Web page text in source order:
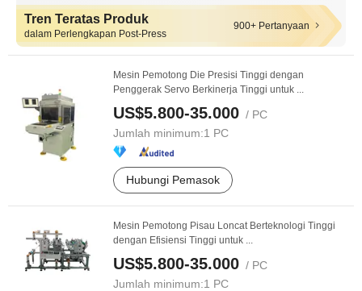
Tren Teratas Produk
dalam Perlengkapan Post-Press
900+ Pertanyaan
Mesin Pemotong Die Presisi Tinggi dengan
Penggerak Servo Berkinerja Tinggi untuk ...
US$5.800-35.000 / PC
Jumlah minimum:1 PC
Hubungi Pemasok
Mesin Pemotong Pisau Loncat Berteknologi Tinggi
dengan Efisiensi Tinggi untuk ...
US$5.800-35.000 / PC
Jumlah minimum:1 PC